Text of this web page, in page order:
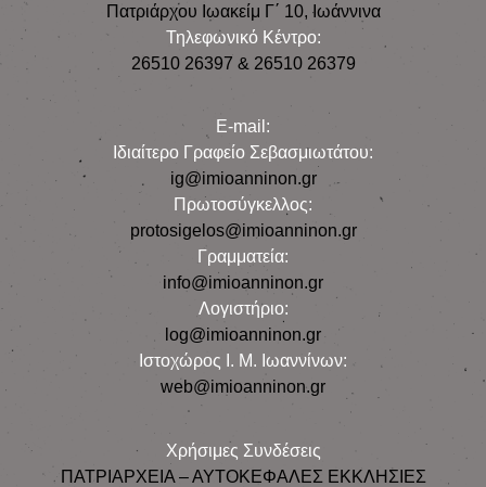
Πατριάρχου Ιωακείμ Γ΄ 10, Iωάννινα
Τηλεφωνικό Κέντρο:
26510 26397 & 26510 26379
E-mail:
Iδιαίτερο Γραφείο Σεβασμιωτάτου:
ig@imioanninon.gr
Πρωτοσύγκελλος:
protosigelos@imioanninon.gr
Γραμματεία:
info@imioanninon.gr
Λογιστήριο:
log@imioanninon.gr
Ιστοχώρος Ι. Μ. Ιωαννίνων:
web@imioanninon.gr
Χρήσιμες Συνδέσεις
ΠΑΤΡΙΑΡΧΕΙΑ – ΑΥΤΟΚΕΦΑΛΕΣ ΕΚΚΛΗΣΙΕΣ